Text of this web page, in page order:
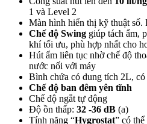
1 và Level 2
Màn hình hiển thị kỹ thuật số.
Chế độ Swing giúp tách ẩm,
khí tối ưu, phù hợp nhất cho
Hút ẩm liên tục nhờ chế độ
nước nối với máy
Bình chứa có dung tích 2L, có
Chế độ ban đêm yên tĩnh
Chế độ ngắt tự động
Độ ồn thấp: 32 -36 dB (a)
Tính năng “Hygrostat” có